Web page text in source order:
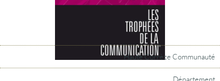
Haute Corrèze Communauté
Département